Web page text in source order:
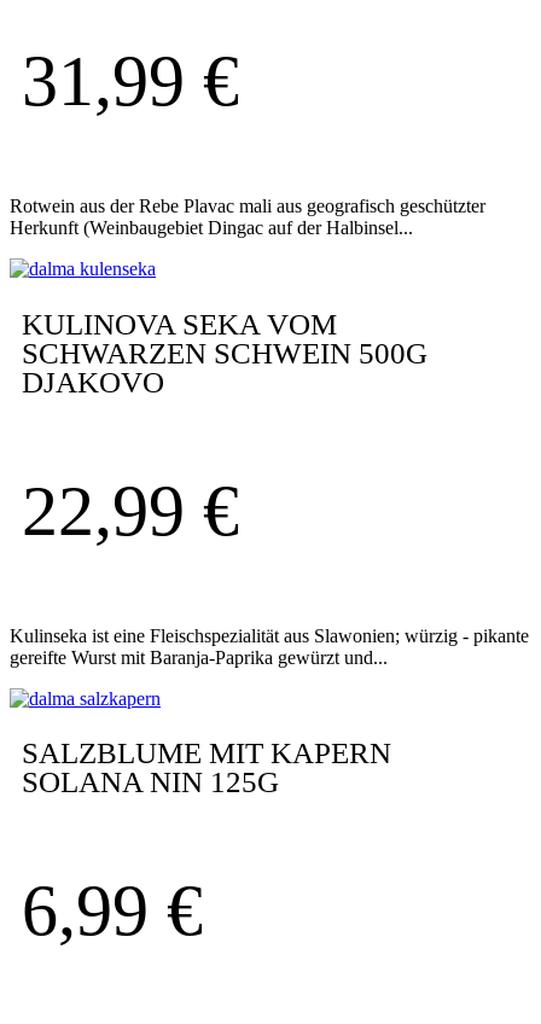
31,99 €
Rotwein aus der Rebe Plavac mali aus geografisch geschützter
Herkunft (Weinbaugebiet Dingac auf der Halbinsel...
KULINOVA SEKA VOM
SCHWARZEN SCHWEIN 500G
DJAKOVO
22,99 €
Kulinseka ist eine Fleischspezialität aus Slawonien; würzig - pikante
gereifte Wurst mit Baranja-Paprika gewürzt und...
SALZBLUME MIT KAPERN
SOLANA NIN 125G
6,99 €